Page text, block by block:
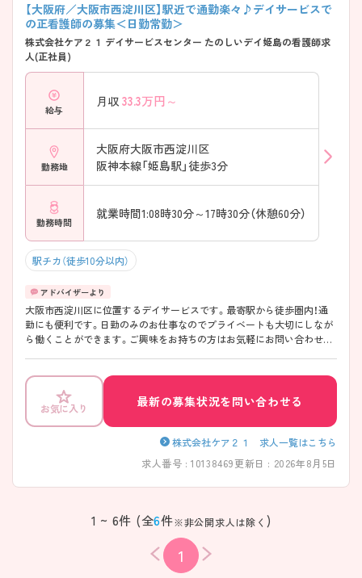
【大阪府／大阪市西淀川区】駅近で通勤楽々♪デイサービスで
の正看護師の募集＜日勤常勤＞
株式会社ケア２１ デイサービスセンター たのしいデイ姫島の看護師求
人(正社員)
給与
月収 33.3万円～
勤務地
大阪府大阪市西淀川区
阪神本線「姫島駅」徒歩3分
勤務時間
就業時間1:08時30分～17時30分（休憩60分）
駅チカ（徒歩10分以内）
大阪市西淀川区に位置するデイサービスです。最寄駅から徒歩圏内！通
勤にも便利です。日勤のみのお仕事なのでプライベートも大切にしなが
ら働くことができます。ご興味をお持ちの方はお気軽にお問い合わせく
お気に入り 最新の募集状況を問い合わせる
株式会社ケア２１ 求人一覧はこちら
求人番号 : 10138469更新日 : 2026年8月5日
1 ~ 6件 (全6件※非公開求人は除く )
1